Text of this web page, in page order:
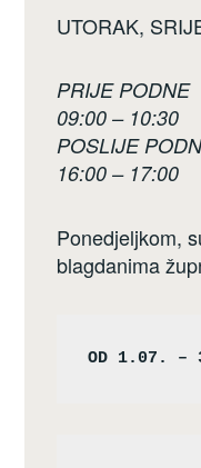
UTORAK,
PRIJE PODNE
09:00 – 10:30
POSLIJE
16:00 – 17:00
Ponedjeljkom,
blagdanima
OD 1.07. –